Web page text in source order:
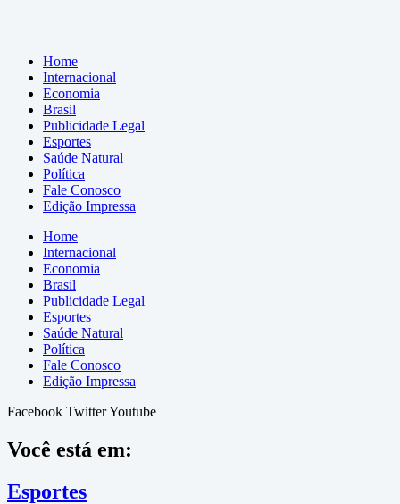
Home
Internacional
Economia
Brasil
Publicidade Legal
Esportes
Saúde Natural
Política
Fale Conosco
Edição Impressa
Home
Internacional
Economia
Brasil
Publicidade Legal
Esportes
Saúde Natural
Política
Fale Conosco
Edição Impressa
Facebook TwitterYoutube
Você está em:
Esportes